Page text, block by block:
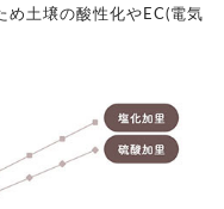
め土壌の酸性化やEC(電気